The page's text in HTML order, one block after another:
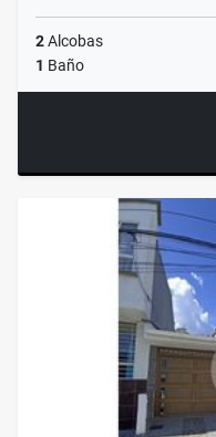
2Alcobas
1 Baño